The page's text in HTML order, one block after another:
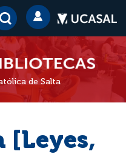
de Salta
[Leyes,